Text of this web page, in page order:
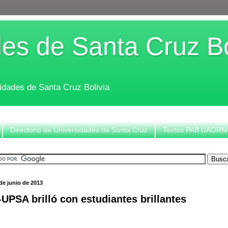
de Santa Cruz
de Santa Cruz Bolivia
Directorio de Universidades de Santa Cruz Textos PAB UAGRM
junio de 2013
UPSA brilló con estudiantes brillantes